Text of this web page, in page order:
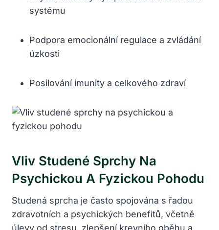
systému
Podpora emocionální regulace a zvládání
úzkosti
Posilování imunity a celkového zdraví
Vliv Studené Sprchy Na
Psychickou A Fyzickou Pohodu
Studená sprcha je často spojována s řadou
zdravotních a psychických benefitů, včetně
úlevy od stresu, zlepšení krevního oběhu a